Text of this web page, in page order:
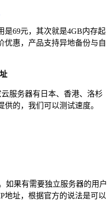
是69元，其次就是4GB内存起
优惠，产品支持异地备份与自
服务器有日本、香港、洛杉
的，我们可以测试速度。
如果有需要独立服务器的用户
地址，根据官方的说法是可以